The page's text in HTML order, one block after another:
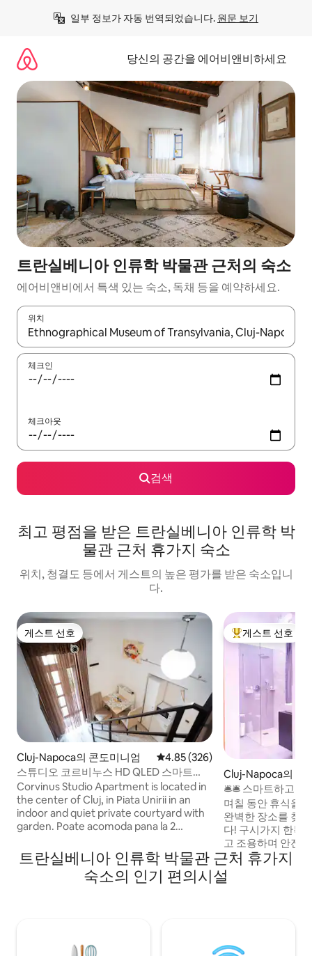
일부 정보가 자동 번역되었습니다. 원문 보기
당신의 공간을 에어비앤비하세요
트란실베니아 인류학 박물관 근처의 숙소
에어비앤비에서 특색 있는 숙소, 독채 등을 예약하세요.
위치
결과가 나오면 위·아래 화살표 키를 사용하거나 터치 또는 스와이
체크인
체크아웃
검색
최고 평점을 받은 트란실베니아 인류학 박
물관 근처 휴가지 숙소
위치, 청결도 등에서 게스트의 높은 평가를 받은 숙소입니
다.
게스트 선호
게스트 선호
Cluj-Napoca의 콘도미니엄 평점 4.85점(5점 만점), 후기 326
4.85 (326)
스튜디오 코르비누스 HD QLED 스마트
TV(센트루) 올드 타운
Corvinus Studio Apartment is located in
the center of Cluj, in Piata Unirii in an
indoor and quiet private courtyard with
garden. Poate acomoda pana la 2
baie si bucatarie proprie si este nou
renovat. 영어: 새롭게 리모델링한 이 스튜
디오 아파트는 도심의 내부 안뜰 (피아타 우
상위 게스트 선호
게스트 선호
Cluj-Napoca의 아
🛎🛎 스마트하고 아
가지, 넷플릭스, 알
며칠 동안 휴식을
완벽한 장소를 찾고 계신
다! 구시가지 한복판에 위치한 매우 편안하
고 조용하며 안전
이 아파트는 스마
토메이션 기능과
든 것을 지배하는 도
는 숙소에 있습니
트란실베니아 인류학 박물관 근처 휴가지
숙소의 인기 편의시설